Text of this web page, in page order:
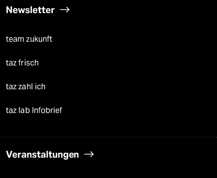
Newsletter
team zukunft
taz frisch
taz zahl ich
taz lab Infobrief
Veranstaltungen